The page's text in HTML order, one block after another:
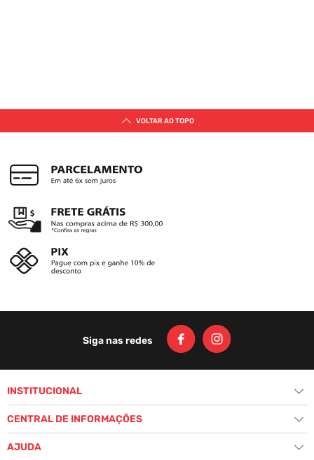
VOLTAR AO TOPO
Siga nas redes
INSTITUCIONAL +
História
Seja um Revendedor
CENTRAL DE INFORMAÇÕES +
Política de Privacidade
AJUDA +